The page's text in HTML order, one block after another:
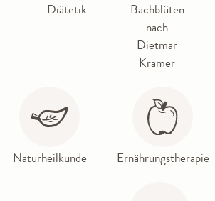
Diätetik
Bachblüten
nach
Dietmar
Krämer
Naturheilkunde Ernährungstherapie